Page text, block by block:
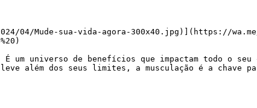
além dos seus limites, a musculação é a chave